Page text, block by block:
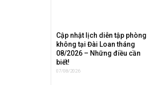
Cập nhật lịch diễn tập phòng
không tại Đài Loan tháng
08/2026 – Những điều cần
biết!
07/08/2026